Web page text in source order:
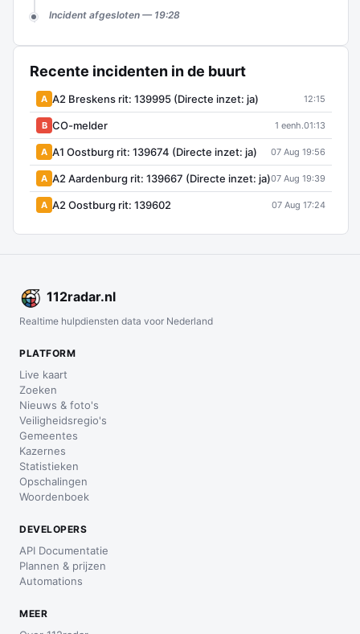
Incident afgesloten — 19:28
Recente incidenten in de buurt
A A2 Breskens rit: 139995 (Directe inzet: ja) 12:15
B CO-melder 1 eenh.01:13
A A1 Oostburg rit: 139674 (Directe inzet: ja) 07 Aug 19:56
A A2 Aardenburg rit: 139667 (Directe inzet: ja)07 Aug 19:39
A A2 Oostburg rit: 139602 07 Aug 17:24
112radar.nl
Realtime hulpdiensten data voor Nederland
PLATFORM
Live kaart
Zoeken
Nieuws & foto's
Veiligheidsregio's
Gemeentes
Kazernes
Statistieken
Opschalingen
Woordenboek
DEVELOPERS
API Documentatie
Plannen & prijzen
Automations
MEER